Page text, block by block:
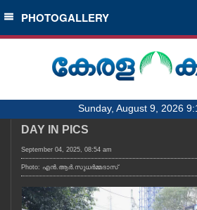
SECTIONS
HOME
NOTIFIED NEWS
KERALA
LOCAL
PHOTOGALLERY
Sunday, August 9, 2026
DAY IN PICS
September 04, 2025, 08:54 am
Photo: എൻ.ആർ.സുധർമ്മദാസ്